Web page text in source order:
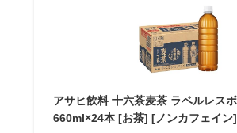
アサヒ飲料 十六茶麦茶 ラベルレス
660ml×24本 [お茶] [ノンカフェイン]